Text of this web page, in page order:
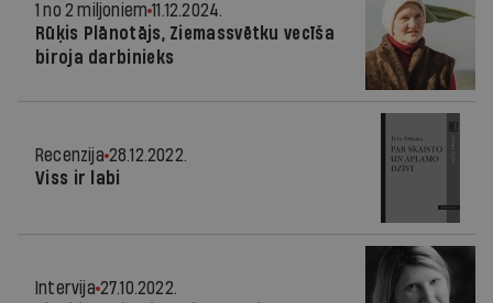
1 no 2 miljoniem 11.12.2024.
Rūķis Plānotājs, Ziemassvētku vecīša
biroja darbinieks
Recenzija 28.12.2022.
Viss ir labi
Intervija 27.10.2022.